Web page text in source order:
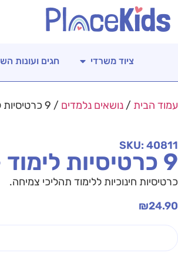
ציוד משרדי חגים ועונות
עמוד הבית / נושאים נלמדים / 9 כרטיסיות לימוד – חיי הצמחים 16/23 ס"מ
SKU: 40811
9 כרטיסיות לימוד – חיי הצמחים 16/23 ס"מ
כרטיסיות חינוכיות ללימוד תהליכי צמיחה.
₪24.90